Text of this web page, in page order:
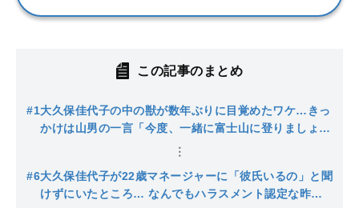
この記事のまとめ
#1大久保佳代子の中の獣が数年ぶりに目覚めたワケ…きっ
かけは山男の一言「今度、一緒に富士山に登りましょう
#6大久保佳代子が22歳マネージャーに「彼氏いるの」と聞
けずにいたところ… なんでもハラスメント認定な昨